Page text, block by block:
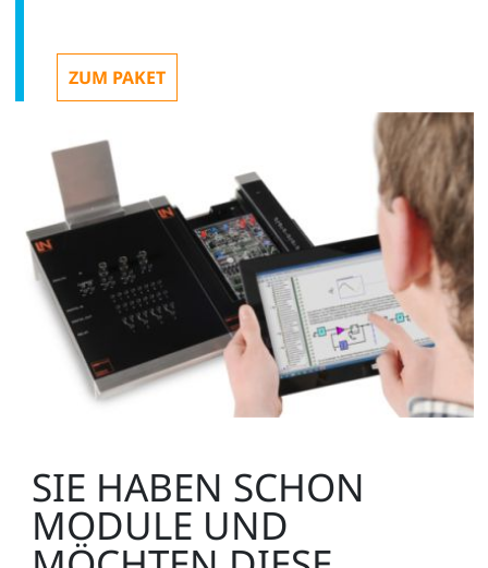
Digitalmultimeter Multi 13S
LM2330
Zusätzlich empfehlenswert:
UniTrain Aufbewahrungskoffer für
ZUM PAKET
SIE HABEN SCHON
MODULE UND